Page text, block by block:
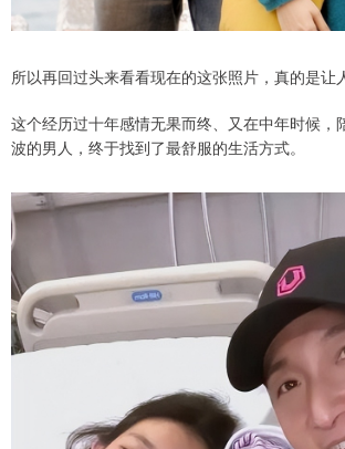
所以再回过头来看看现在的这张照片，真的是让
这个经历过十年感情无果而终、又在中年时候，
波的男人，终于找到了最舒服的生活方式。